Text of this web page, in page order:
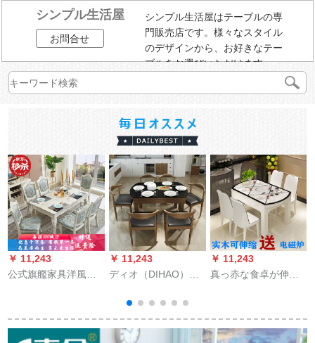
シンプル生活屋
お問合せ
シンプル生活屋はテーブルの専
門販売店です。様々なスタイル
のデザインから、お好きなテー
ブルをお選びいただけます。
￥ 11,243
公式旗艦家具洋風テ
ンチカントリーテー
ブル
￥ 11,243
ディオ（DIHAO）北
サイズタイプ焼き石
円テーブル家具テー
ブル+牛角椅子*6
￥ 11,243
真っ赤な食卓が伸縮
ルが鉄分化されたガ
ラステーブル37〓単